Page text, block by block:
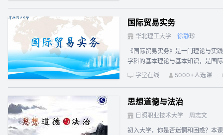
国际贸易实务
华北理工大学 徐静珍
《国际贸易实务》是一门理论与实
学科的基本理论与基本知识，是国
国际贸易惯例，具备操作国际贸
掌握第二节 作价办法第三节 计价
节 合同中的支付条款 第八章检验
式与内容 第十章 合同的履行出口
工装配贸易第九节 期货交易课程负
学堂在线 5000+人选课
思想道德与法治
日照职业技术大学
周志文
初入大学，你是否迷惘和困惑？本